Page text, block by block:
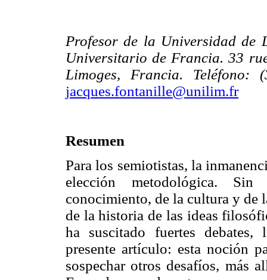
Profesor de la Universidad de
Universitario de Francia. 33
Limoges, Francia.
jacques.fontanille@unilim.fr
Resumen
Para los semiotistas, la
elección metodológica.
conocimiento, de la cultura y de
de la historia de las ideas
ha suscitado fuertes
presente artículo: esta noción
sospechar otros desafíos, más